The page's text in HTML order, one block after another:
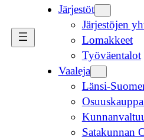
Järjestöt
Järjestöjen
Lomakkeet
Työväentalot
Vaaleja
Länsi-
Satakunnan